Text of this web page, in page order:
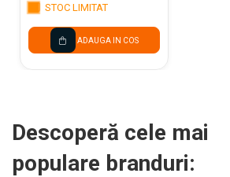
STOC LIMITAT
ADAUGA IN COS
Descoperă cele mai
populare branduri: